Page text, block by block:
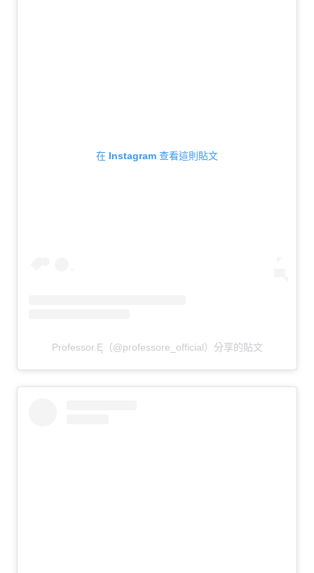
在 Instagram 查看這則貼文
Professor.Ę（@professore_official）分享的貼文